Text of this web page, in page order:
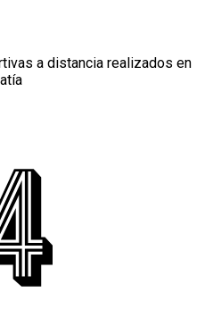
a distancia realizados en